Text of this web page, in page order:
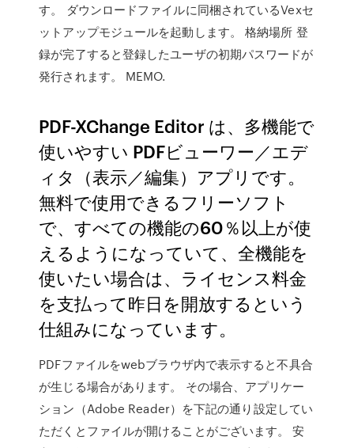
す。 ダウンロードファイルに同梱されているVexセ
ットアップモジュールを起動します。 格納場所 登
録が完了すると登録したユーザの初期パスワードが
発行されます。 MEMO.
PDF-XChange Editor は、多機能で
使いやすい PDFビューワー／エデ
ィタ（表示／編集）アプリです。
無料で使用できるフリーソフト
で、すべての機能の60％以上が使
えるようになっていて、全機能を
使いたい場合は、ライセンス料金
を支払って昨日を開放するという
仕組みになっています。
PDFファイルをwebブラウザ内で表示すると不具合
が生じる場合があります。 その場合、アプリケー
ション（Adobe Reader）を下記の通り設定してい
ただくとファイルが開けることがございます。 安